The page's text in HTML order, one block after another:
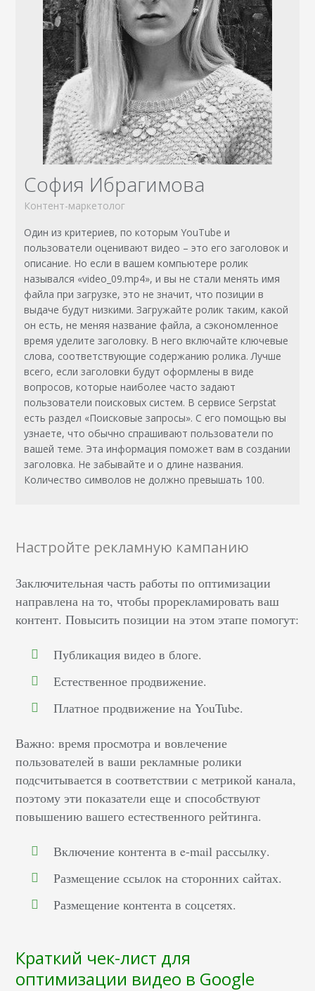
София Ибрагимова
Контент-маркетолог
Один из критериев, по которым YouTube и
пользователи оценивают видео – это его заголовок и
описание. Но если в вашем компьютере ролик
назывался «video_09.mp4», и вы не стали менять имя
файла при загрузке, это не значит, что позиции в
выдаче будут низкими. Загружайте ролик таким, какой
он есть, не меняя название файла, а сэкономленное
время уделите заголовку. В него включайте ключевые
слова, соответствующие содержанию ролика. Лучше
всего, если заголовки будут оформлены в виде
вопросов, которые наиболее часто задают
пользователи поисковых систем. В сервисе Serpstat
есть раздел «Поисковые запросы». С его помощью вы
узнаете, что обычно спрашивают пользователи по
вашей теме. Эта информация поможет вам в создании
заголовка. Не забывайте и о длине названия.
Количество символов не должно превышать 100.
Настройте рекламную кампанию
Заключительная часть работы по оптимизации
направлена на то, чтобы прорекламировать ваш
контент. Повысить позиции на этом этапе помогут:
Публикация видео в блоге.
Естественное продвижение.
Платное продвижение на YouTube.
Важно: время просмотра и вовлечение
пользователей в ваши рекламные ролики
подсчитывается в соответствии с метрикой канала,
поэтому эти показатели еще и способствуют
повышению вашего естественного рейтинга.
Включение контента в e-mail рассылку.
Размещение ссылок на сторонних сайтах.
Размещение контента в соцсетях.
Краткий чек-лист для
оптимизации видео в Google